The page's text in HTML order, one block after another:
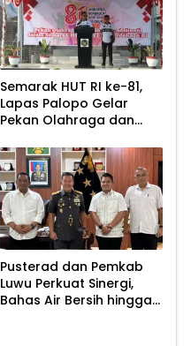
Semarak HUT RI ke-81,
Lapas Palopo Gelar
Pekan Olahraga dan
Pusterad dan Pemkab
Luwu Perkuat Sinergi,
Bahas Air Bersih hingga